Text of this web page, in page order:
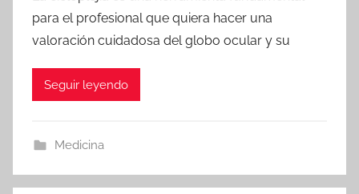
para el profesional que quiera hacer una
valoración cuidadosa del globo ocular y su
Seguir leyendo
Medicina